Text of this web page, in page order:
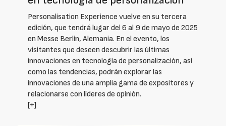
Personalisation Experience vuelve en su tercera
edición, que tendrá lugar del 6 al 9 de mayo de 2025
en Messe Berlin, Alemania. En el evento, los
visitantes que deseen descubrir las últimas
innovaciones en tecnología de personalización, así
como las tendencias, podrán explorar las
innovaciones de una amplia gama de expositores y
relacionarse con líderes de opinión.
[+]